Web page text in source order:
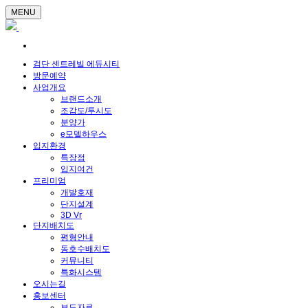
MENU
검단 센트레빌 에듀시티
방문예약
사업개요
브랜드소개
조감도/투시도
분양가
e모델하우스
입지환경
특장점
입지여건
프리미엄
개발호재
단지설계
3D Vr
단지배치도
평형안내
동호수배치도
커뮤니티
특화시스템
오시는길
홍보센터